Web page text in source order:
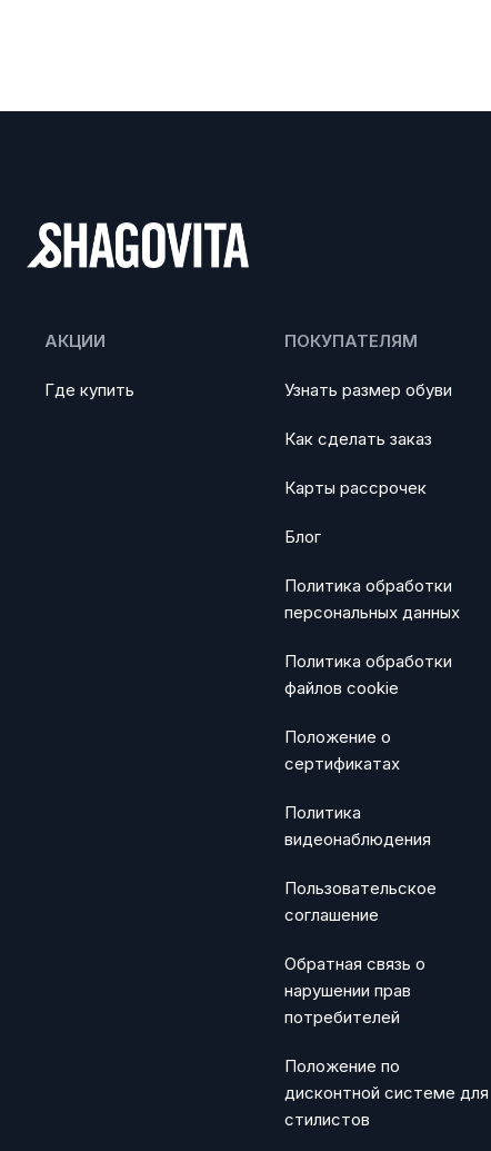
АКЦИИ
Где купить
ПОКУПАТЕЛЯМ
Узнать размер обуви
Как сделать заказ
Карты рассрочек
Блог
Политика обработки
персональных данных
Политика обработки
файлов cookie
Положение о
сертификатах
Политика
видеонаблюдения
Пользовательское
соглашение
Обратная связь о
нарушении прав
потребителей
Положение по
дисконтной системе для
стилистов